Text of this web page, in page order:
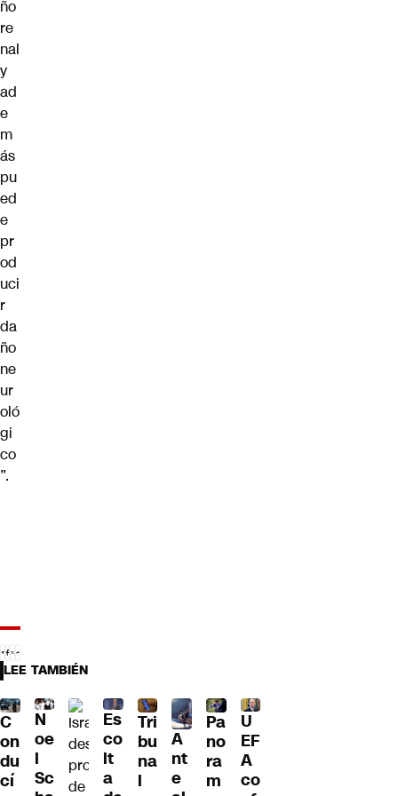
ño
re
nal
y
ad
e
m
ás
pu
ed
e
pr
od
uci
r
da
ño
ne
ur
oló
gi
co
”.
LEE TAMBIÉN
C
on
du
cí
N
oe
l
Sc
Es
co
lt
a
Tri
bu
na
l
A
nt
e
Pa
no
ra
m
U
EF
A
co